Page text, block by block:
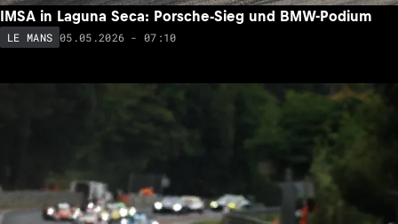
IMSA in Laguna Seca: Porsche-Sieg und BMW-Podium
LE MANS 05.05.2026 - 07:10